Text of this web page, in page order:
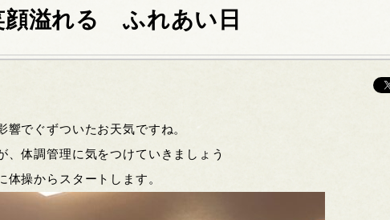
溢れる ふれあい日
響でぐずついたお天気ですね。
、体調管理に気をつけていきましょう
操からスタートします。